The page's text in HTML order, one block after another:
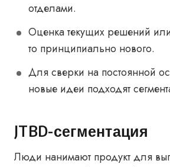
отделами.
Оценка текущих решений
то принципиально нового.
Для сверки на постоянной
новые идеи подходят
JTBD-сегментация
Люди нанимают продукт для